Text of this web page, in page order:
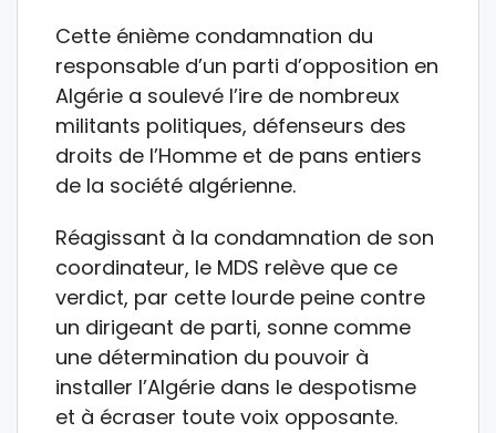
Cette énième condamnation du
responsable d’un parti d’opposition en
Algérie a soulevé l’ire de nombreux
militants politiques, défenseurs des
droits de l’Homme et de pans entiers
de la société algérienne.
Réagissant à la condamnation de son
coordinateur, le MDS relève que ce
verdict, par cette lourde peine contre
un dirigeant de parti, sonne comme
une détermination du pouvoir à
installer l’Algérie dans le despotisme
et à écraser toute voix opposante.